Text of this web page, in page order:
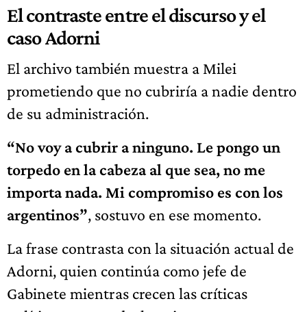
El contraste entre el discurso y el
caso Adorni
El archivo también muestra a Milei
prometiendo que no cubriría a nadie dentro
de su administración.
“No voy a cubrir a ninguno. Le pongo un
torpedo en la cabeza al que sea, no me
importa nada. Mi compromiso es con los
argentinos”, sostuvo en ese momento.
La frase contrasta con la situación actual de
Adorni, quien continúa como jefe de
Gabinete mientras crecen las críticas